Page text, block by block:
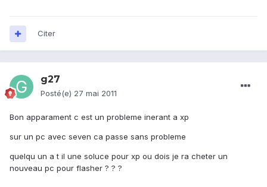
Citer
g27
Posté(e) 27 mai 2011
Bon apparament c est un probleme inerant a xp
sur un pc avec seven ca passe sans probleme
quelqu un a t il une soluce pour xp ou dois je ra cheter un
nouveau pc pour flasher ? ? ?